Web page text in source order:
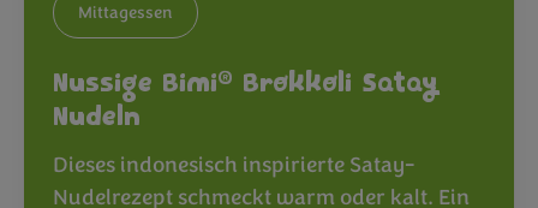
Mittagessen
Nussige Bimi® Brokkoli Satay
Nudeln
Dieses indonesisch inspirierte Satay-
Nudelrezept schmeckt warm oder kalt. Ein